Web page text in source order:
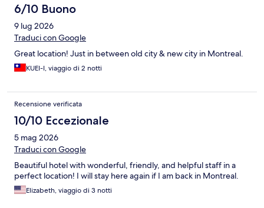
6/10 Buono
9 lug 2026
Traduci con Google
Great location! Just in between old city & new city in Montreal.
KUEI-I, viaggio di 2 notti
Recensione verificata
10/10 Eccezionale
5 mag 2026
Traduci con Google
Beautiful hotel with wonderful, friendly, and helpful staff in a
perfect location! I will stay here again if I am back in Montreal.
Elizabeth, viaggio di 3 notti